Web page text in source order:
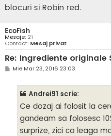
blocuri si Robin red.
EcoFish
Mesaje: 21
Contact: Mesaj privat
Re: Ingrediente originale
M
Mie Mar 23, 2016 23:03
Andrei91 scrie:
Ce dozaj ai folosit la
gandeam sa folosesc
surprize, zici ca leaga